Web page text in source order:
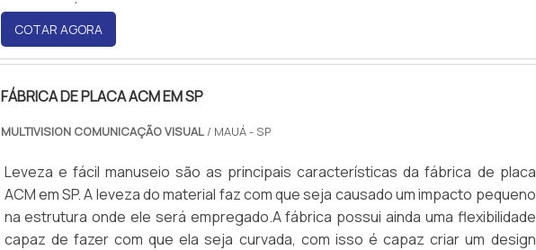
empresa. É uma opção eficaz e econômica.
COTAR AGORA
FÁBRICA DE PLACA ACM EM SP
MULTIVISION COMUNICAÇÃO VISUAL/ MAUÁ - SP
Leveza e fácil manuseio são as principais características da fábrica de placa
ACM em SP. A leveza do material faz com que seja causado um impacto pequeno
na estrutura onde ele será empregado.A fábrica possui ainda uma flexibilidade
capaz de fazer com que ela seja curvada, com isso é capaz criar um design